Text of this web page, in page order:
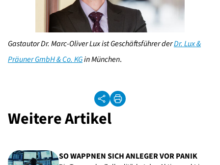
Gastautor Dr. Marc-Oliver Lux ist Geschäftsführer derDr. Lux &
Präuner GmbH & Co. KGin München.
Weitere Artikel
SO WAPPNEN SICH ANLEGER VOR PANIK